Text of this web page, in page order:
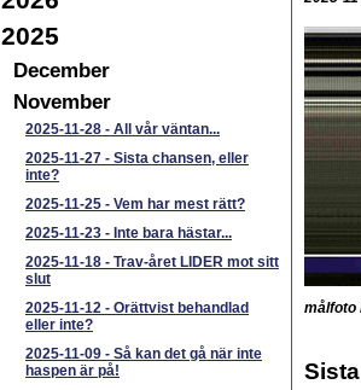
2025
December
November
2025-11-28 - All vår väntan...
2025-11-27 - Sista chansen, eller
inte?
2025-11-25 - Vem har mest rätt?
2025-11-23 - Inte bara hästar...
2025-11-18 - Trav-året LIDER mot sitt
slut
2025-11-12 - Orättvist behandlad
eller inte?
2025-11-09 - Så kan det gå när inte
haspen är på!
målfoto